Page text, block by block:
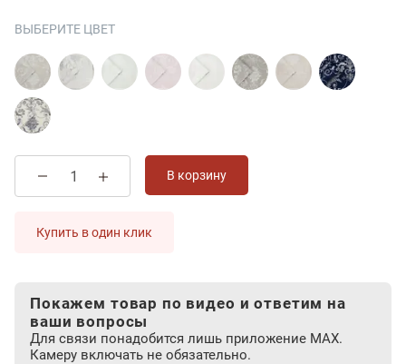
ВЫБЕРИТЕ ЦВЕТ
В корзину
Купить в один клик
Покажем товар по видео и ответим на
ваши вопросы
Для связи понадобится лишь приложение MAX.
Камеру включать не обязательно.